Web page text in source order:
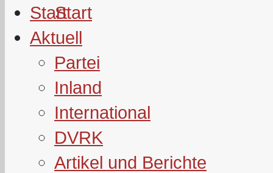
Start
Aktuell
Partei
Inland
International
DVRK
Artikel und Berichte